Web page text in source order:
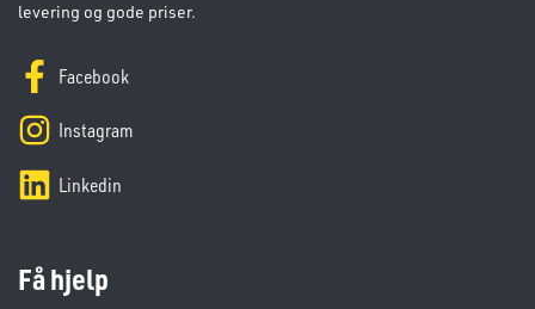
levering og gode priser.
Facebook
Instagram
Linkedin
Få hjelp